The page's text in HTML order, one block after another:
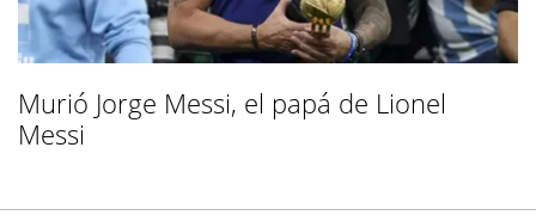
Murió Jorge Messi, el papá de Lionel
Messi